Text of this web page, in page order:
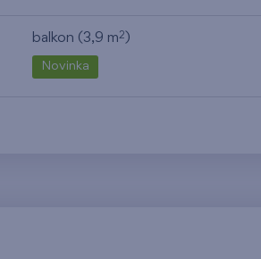
balkon (3,9 m2 )
Novinka